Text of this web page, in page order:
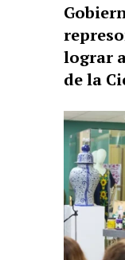
lograr
de la